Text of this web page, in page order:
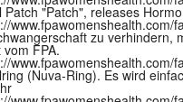
Patch "Patch", releases
www.fpawomenshealth.com/
zu verhindern,
vom FPA.
(Nuva-Ring). Es wird